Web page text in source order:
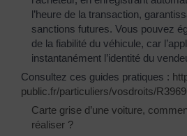
l’heure de la transaction,
sanctions futures. Vous pouvez
de la fiabilité du véhicule, car
instantanément l’identité du
Consultez ces guides pratiques :
public.fr/particuliers/vosdroits/
Carte grise d’une voiture,
réaliser ?